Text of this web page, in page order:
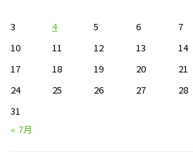
3
4 5 6 7
10
11 12 13 14
17
18 19 20 21
24
25 26 27 28
31
« 7月